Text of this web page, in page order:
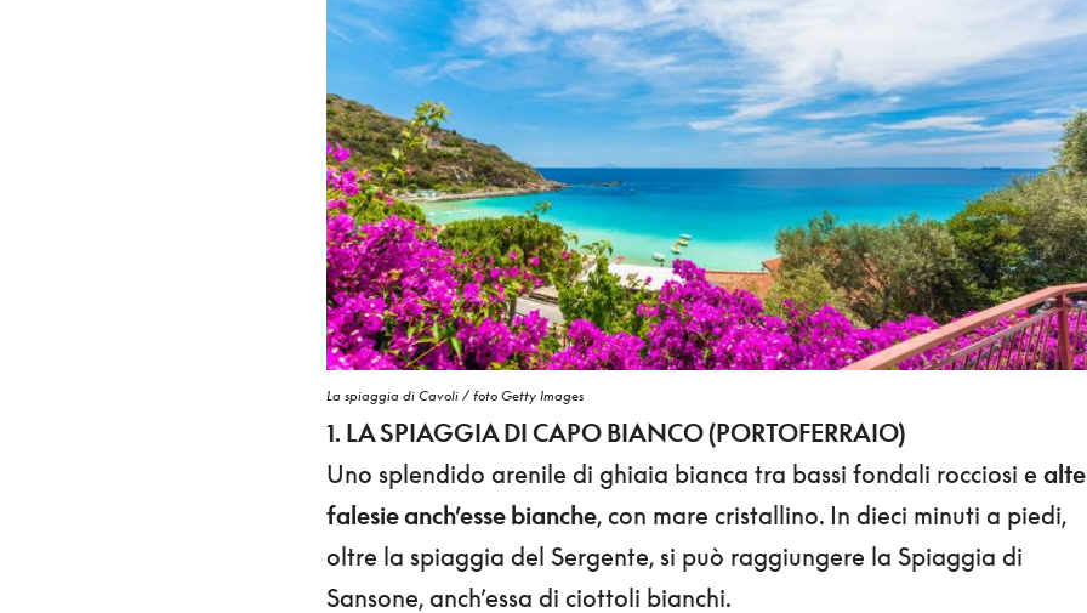
La spiaggia di Cavoli / foto Getty Images
1. LA SPIAGGIA DI CAPO BIANCO (PORTOFERRAIO)
Uno splendido arenile di ghiaia bianca tra bassi fondali rocciosi e alte
falesie anch’esse bianche, con mare cristallino. In dieci minuti a piedi,
oltre la spiaggia del Sergente, si può raggiungere la Spiaggia di
Sansone, anch’essa di ciottoli bianchi.